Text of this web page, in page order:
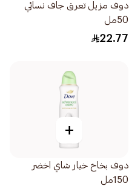
دوف مزيل تعرق جاف نسائي
50مل
22.77
+
دوف بخاخ خيار شاي اخضر
150مل